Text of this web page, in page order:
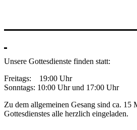
Unsere Gottesdienste finden statt:
Freitags: 19:00 Uhr
Sonntags: 10:00 Uhr und 17:00 Uhr
Zu dem allgemeinen Gesang sind ca. 15
Gottesdienstes alle herzlich eingeladen.